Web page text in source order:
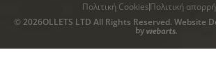
© 2026OLLETS LTD All Rights Reserved. Website
by
Πολιτική CookiesΠολιτική